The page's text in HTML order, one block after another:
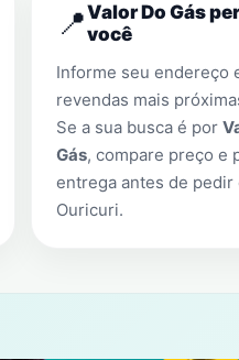
📍Valor Do Gás
você
Informe seu endereço
revendas mais
Se a sua busca é por
Gás, compare preço e
entrega antes de pedir
Ouricuri.